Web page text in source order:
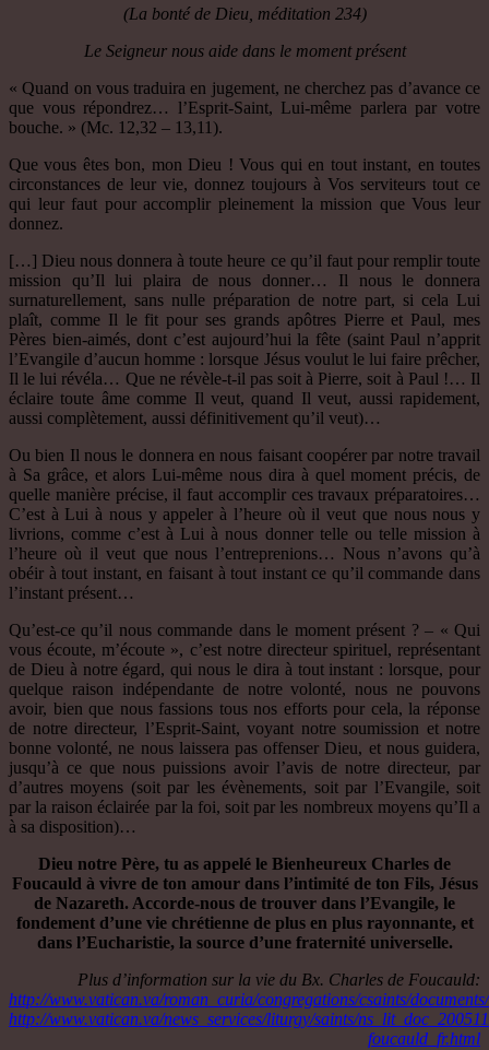
(La bonté de Dieu, méditation 234)
Le Seigneur nous aide dans le moment présent
« Quand on vous traduira en jugement, ne cherchez pas d’avance ce
que vous répondrez… l’Esprit-Saint, Lui-même parlera par votre
bouche. » (Mc. 12,32 – 13,11).
Que vous êtes bon, mon Dieu ! Vous qui en tout instant, en toutes
circonstances de leur vie, donnez toujours à Vos serviteurs tout ce
qui leur faut pour accomplir pleinement la mission que Vous leur
donnez.
[…] Dieu nous donnera à toute heure ce qu’il faut pour remplir toute
mission qu’Il lui plaira de nous donner… Il nous le donnera
surnaturellement, sans nulle préparation de notre part, si cela Lui
plaît, comme Il le fit pour ses grands apôtres Pierre et Paul, mes
Pères bien-aimés, dont c’est aujourd’hui la fête (saint Paul n’apprit
l’Evangile d’aucun homme : lorsque Jésus voulut le lui faire prêcher,
Il le lui révéla… Que ne révèle-t-il pas soit à Pierre, soit à Paul !… Il
éclaire toute âme comme Il veut, quand Il veut, aussi rapidement,
aussi complètement, aussi définitivement qu’il veut)…
Ou bien Il nous le donnera en nous faisant coopérer par notre travail
à Sa grâce, et alors Lui-même nous dira à quel moment précis, de
quelle manière précise, il faut accomplir ces travaux préparatoires…
C’est à Lui à nous y appeler à l’heure où il veut que nous nous y
livrions, comme c’est à Lui à nous donner telle ou telle mission à
l’heure où il veut que nous l’entreprenions… Nous n’avons qu’à
obéir à tout instant, en faisant à tout instant ce qu’il commande dans
l’instant présent…
Qu’est-ce qu’il nous commande dans le moment présent ? – « Qui
vous écoute, m’écoute », c’est notre directeur spirituel, représentant
de Dieu à notre égard, qui nous le dira à tout instant : lorsque, pour
quelque raison indépendante de notre volonté, nous ne pouvons
avoir, bien que nous fassions tous nos efforts pour cela, la réponse
de notre directeur, l’Esprit-Saint, voyant notre soumission et notre
bonne volonté, ne nous laissera pas offenser Dieu, et nous guidera,
jusqu’à ce que nous puissions avoir l’avis de notre directeur, par
d’autres moyens (soit par les évènements, soit par l’Evangile, soit
par la raison éclairée par la foi, soit par les nombreux moyens qu’Il a
à sa disposition)…
Dieu notre Père, tu as appelé le Bienheureux Charles de
Foucauld à vivre de ton amour dans l’intimité de ton Fils, Jésus
de Nazareth. Accorde-nous de trouver dans l’Evangile, le
fondement d’une vie chrétienne de plus en plus rayonnante, et
dans l’Eucharistie, la source d’une fraternité universelle.
Plus d’information sur la vie du Bx. Charles de Foucauld:
http://www.vatican.va/roman_curia/congregations/csaints/
http://www.vatican.va/news_services/liturgy/saints/
foucauld_fr.html